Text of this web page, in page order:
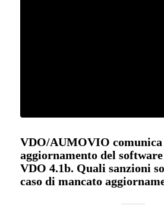
VDO/AUMOVIO comunica
aggiornamento del
VDO 4.1b. Quali sanzioni
caso di mancato